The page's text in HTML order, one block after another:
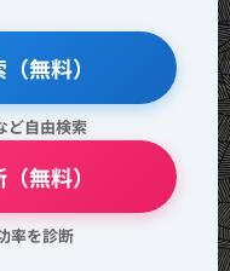
無料）
ど自由検索
無料）
率を診断